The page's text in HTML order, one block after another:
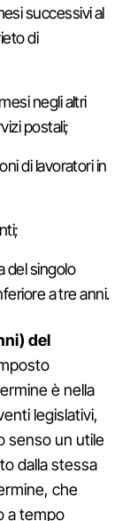
successivi al
di
negli altri
postali;
di lavoratori in
del singolo
a tre anni.
del
è nella
legislativi,
senso un utile
dalla stessa
che
a tempo